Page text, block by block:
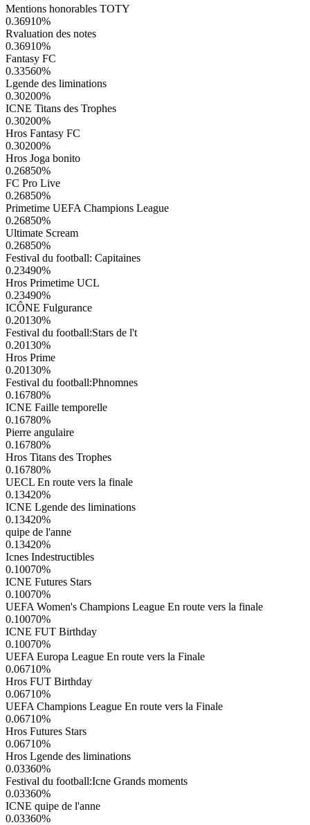
Mentions honorables TOTY
0.36910%
Rvaluation des notes
0.36910%
Fantasy FC
0.33560%
Lgende des liminations
0.30200%
ICNE Titans des Trophes
0.30200%
Hros Fantasy FC
0.30200%
Hros Joga bonito
0.26850%
FC Pro Live
0.26850%
Primetime UEFA Champions League
0.26850%
Ultimate Scream
0.26850%
Festival du football: Capitaines
0.23490%
Hros Primetime UCL
0.23490%
ICÔNE Fulgurance
0.20130%
Festival du football:Stars de l't
0.20130%
Hros Prime
0.20130%
Festival du football:Phnomnes
0.16780%
ICNE Faille temporelle
0.16780%
Pierre angulaire
0.16780%
Hros Titans des Trophes
0.16780%
UECL En route vers la finale
0.13420%
ICNE Lgende des liminations
0.13420%
quipe de l'anne
0.13420%
Icnes Indestructibles
0.10070%
ICNE Futures Stars
0.10070%
UEFA Women's Champions League En route vers la finale
0.10070%
ICNE FUT Birthday
0.10070%
UEFA Europa League En route vers la Finale
0.06710%
Hros FUT Birthday
0.06710%
UEFA Champions League En route vers la Finale
0.06710%
Hros Futures Stars
0.06710%
Hros Lgende des liminations
0.03360%
Festival du football:Icne Grands moments
0.03360%
ICNE quipe de l'anne
0.03360%